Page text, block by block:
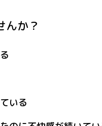
か？
いる